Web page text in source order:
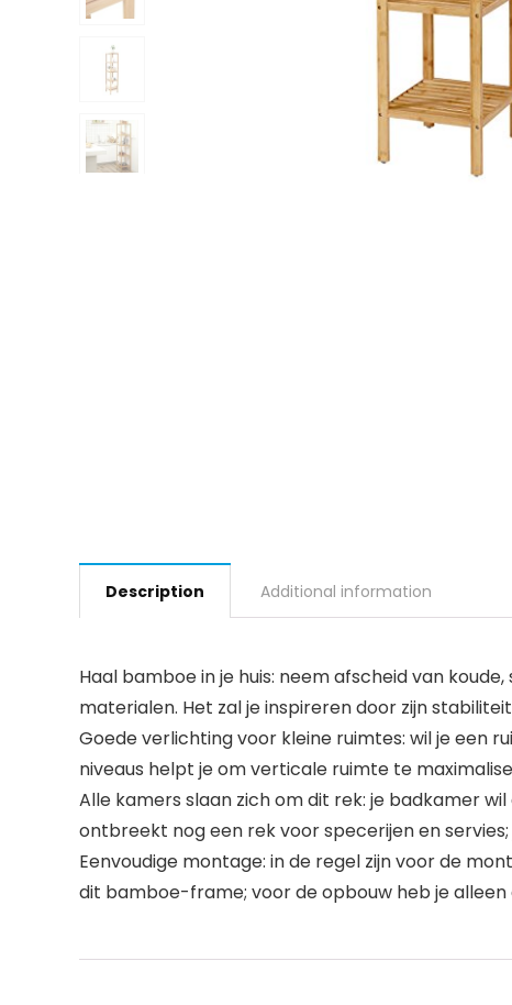
Description Additional information
Haal bamboe in je huis: neem afscheid van
materialen. Het zal je inspireren door zijn
Goede verlichting voor kleine ruimtes: wil je een
niveaus helpt je om verticale ruimte te
Alle kamers slaan zich om dit rek: je badkamer
ontbreekt nog een rek voor specerijen en
Eenvoudige montage: in de regel zijn voor de
dit bamboe-frame; voor de opbouw heb je